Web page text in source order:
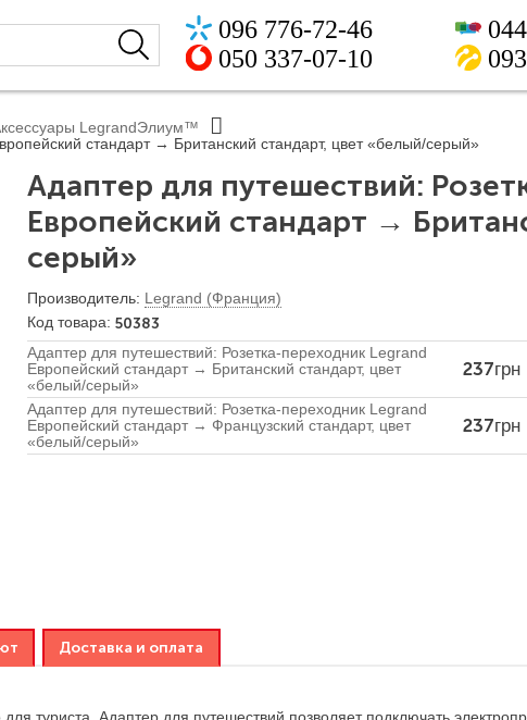
Адаптер для путешествий:
Европейский стандарт →
серый»
Legrand (Франция)
50383
Адаптер для путешествий: Розетка-переходник Legrand
Европейский стандарт → Британский стандарт, цвет
«белый/серый»
237грн
Адаптер для путешествий: Розетка-переходник Legrand
Европейский стандарт → Французский стандарт, цвет
«белый/серый»
237грн
Доставка и оплата
096 776-72-46
050 337-07-10
LegrandЭлиум™
стандарт → Британский стандарт, цвет «белый/серый»